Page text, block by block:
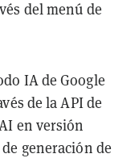
del menú de
IA de Google
de la API de
en versión
generación de